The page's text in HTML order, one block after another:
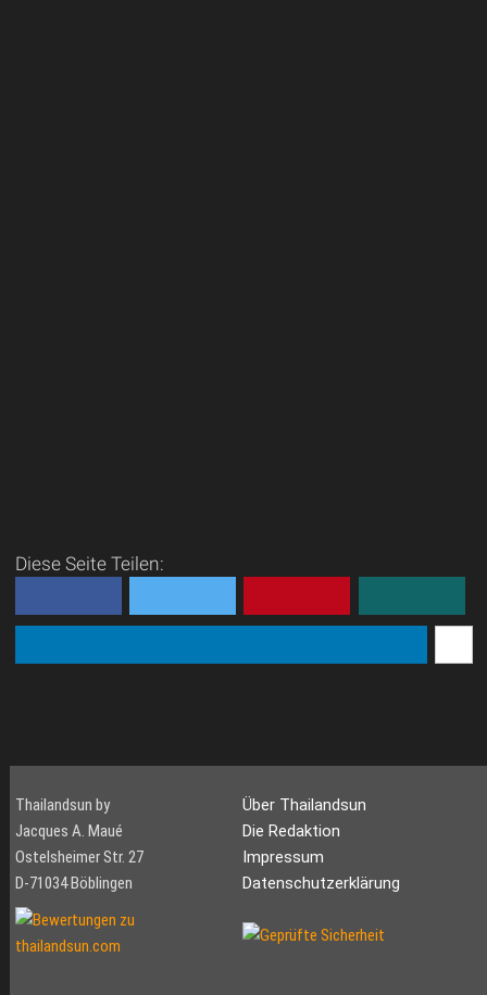
Diese Seite Teilen:
Thailandsun by
Jacques A. Maué
Ostelsheimer Str. 27
D-71034 Böblingen
Über Thailandsun
Die Redaktion
Impressum
Datenschutzerklärung